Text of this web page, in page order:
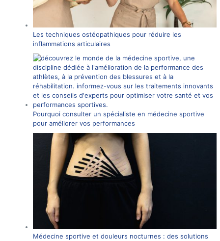
Les techniques ostéopathiques pour réduire les
inflammations articulaires
Pourquoi consulter un spécialiste en médecine sportive
pour améliorer vos performances
Médecine sportive et douleurs nocturnes : des solutions